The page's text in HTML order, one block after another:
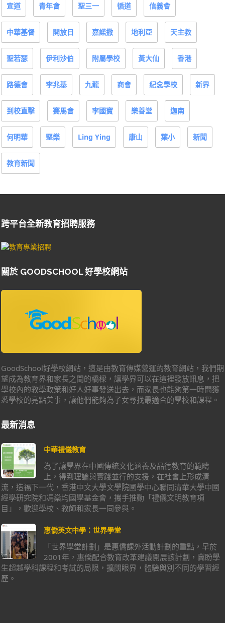
宣道 青年會 聖三一 循道 信義會
中華基督 開放日 嘉諾撒 地利亞 天主教
聖若瑟 伊利沙伯 附屬學校 黃大仙 香港
路德會 李兆基 九龍 商會 紀念學校 新界
到校直擊 賽馬會 李國寶 樂善堂 迦南
何明華 堅樂 Ling Ying 康山 葉小 新聞
教育新聞
跨平台全新教育招聘服務
關於 GOODSCHOOL 好學校網站
GoodSchool好學校網站，這是由教育傳媒營運的教育網站，我們期
望成為教育界和家長之間的橋樑，讓學界可以在這裡發放訊息，把
學校內的教學政策和好人好事發送出去，而家長也能夠第一時間獲
悉學校的亮點美事，讓他們能夠為子女尋找最適合的學校和課程。
最新消息
中華禮儀教育
為了讓學界在中國傳統文化涵養及品德教育的範疇
上，得到理論與實踐並行的支援，在社會上形成清
流，造福下一代，香港中文大學文學院國學中心聯同清華大學中國
經學研究院和馮燊均國學基金會，攜手推動「禮儀文明教育項
目」，歡迎學校、教師和家長一同參與。
惠僑英文中學：世界學堂
「世界學堂計劃」是惠僑課外活動計劃的重點，早於
2001年，惠僑配合教育改革建議開展該計劃，冀盼學
生超越學科課程和考試的局限，擴闊眼界，體驗與別不同的學習經
歷。